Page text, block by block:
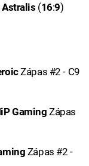
Astralis (16:9)
Zápas #2 - C9
GamingZápas
Zápas #2 -